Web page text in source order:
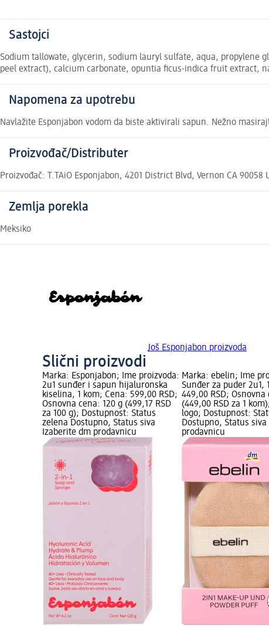
Sastojci
Sodium tallowate, glycerin, sodium lauryl sulfate, aqua,
peel extract), calcium carbonate, opuntia ficus-indica fruit extract,
Napomena za upotrebu
Navlažite Esponjabon vodom da biste aktivirali sapun. Nežno
Proizvođač/Distributer
Proizvođač: T.TAiO Esponjabon, 4201 District Blvd, Vernon CA
Zemlja porekla
Meksiko
Još Esponjabon proizvoda
Slični proizvodi
Marka: Esponjabon; Ime proizvoda:
2u1 sunđer i sapun hijaluronska
kiselina, 1 kom; Cena: 599,00 RSD;
Osnovna cena: 120 g (499,17 RSD
za 100 g); Dostupnost: Status
zelena Dostupno, Status siva
Izaberite dm prodavnicu
Marka: ebelin; Ime
Sunđer za puder 2u1,
449,00 RSD; Osnovna
(449,00 RSD za 1
logo; Dostupnost:
Dostupno, Status
prodavnicu